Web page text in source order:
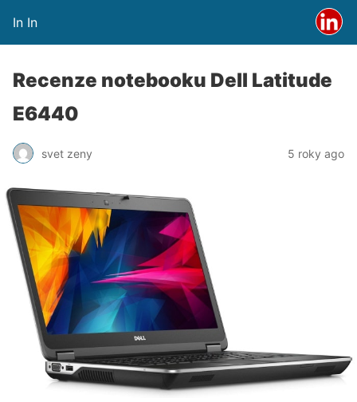
In In
Recenze notebooku Dell Latitude
E6440
svet zeny 5 roky ago